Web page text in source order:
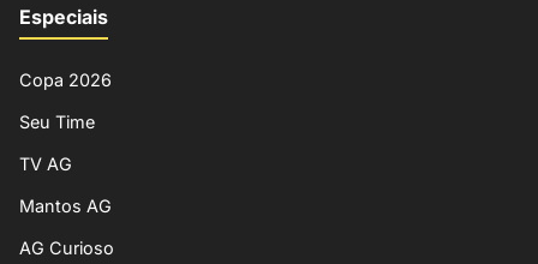
Especiais
Copa 2026
Seu Time
TV AG
Mantos AG
AG Curioso